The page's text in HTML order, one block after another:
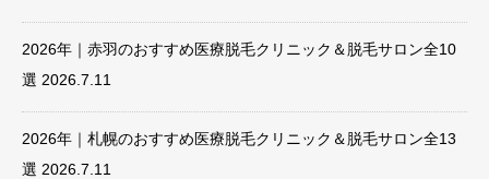
2026年｜赤羽のおすすめ医療脱毛クリニック＆脱毛サロン全10
選 2026.7.11
2026年｜札幌のおすすめ医療脱毛クリニック＆脱毛サロン全13
選 2026.7.11